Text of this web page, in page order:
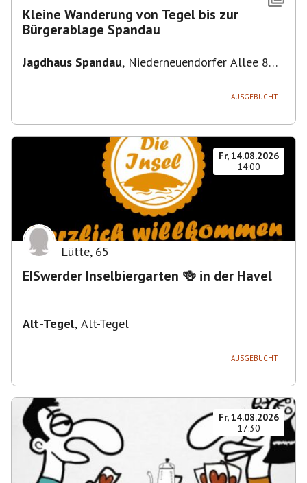
Kleine Wanderung von Tegel bis zur
Bürgerablage Spandau
Jagdhaus Spandau, Niederneuendorfer Allee 80,
AUSGEBUCHT
Fr, 14.08.2026
14:00
Lütte, 65
EISwerder Inselbiergarten 🍻 in der Havel
Alt-Tegel, Alt-Tegel
AUSGEBUCHT
Fr, 14.08.2026
17:30